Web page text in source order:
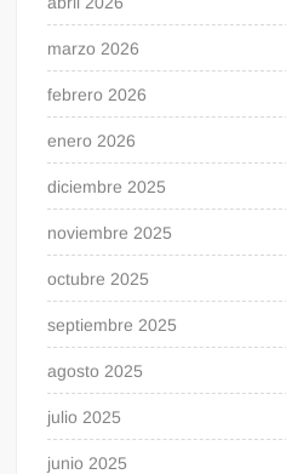
marzo 2026
febrero 2026
enero 2026
diciembre 2025
noviembre 2025
octubre 2025
septiembre 2025
agosto 2025
julio 2025
junio 2025